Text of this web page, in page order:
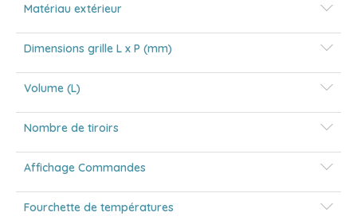
Matériau extérieur
Dimensions grille L x P (mm)
Volume (L)
Nombre de tiroirs
Affichage Commandes
Fourchette de températures